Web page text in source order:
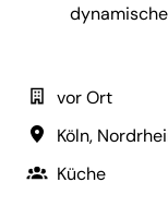
vor Ort
Köln,
Küche